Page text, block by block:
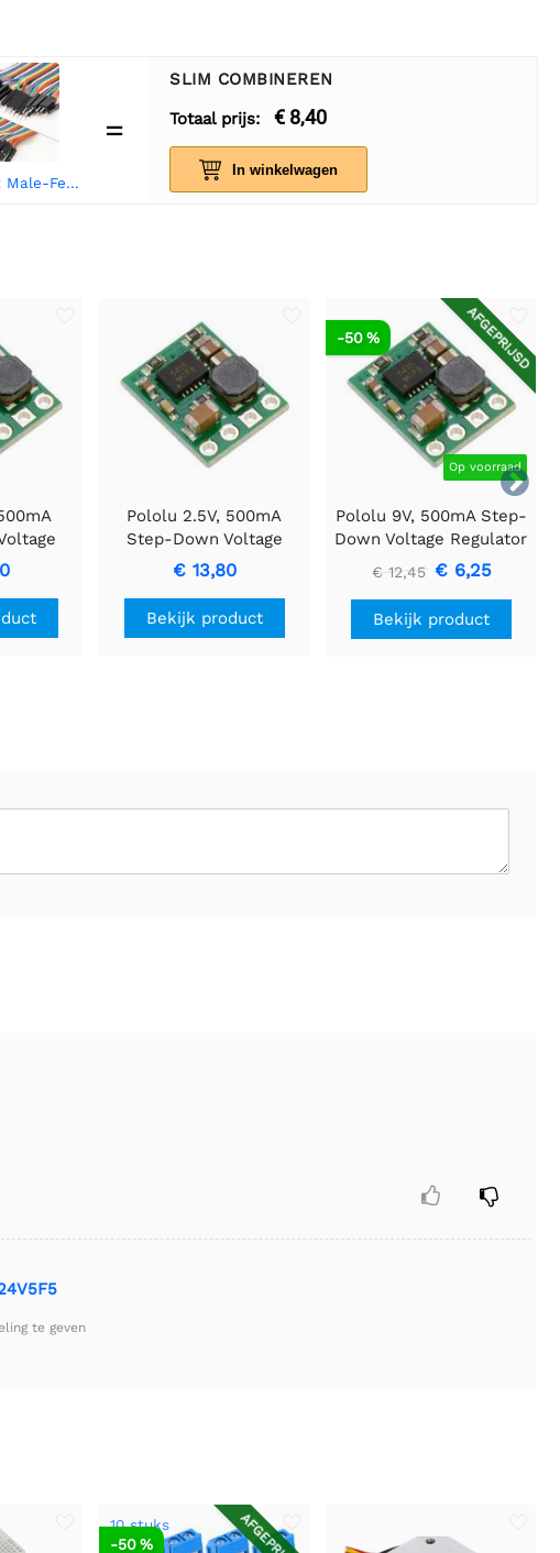
Opencircuit Male-Female 20 cm bandkabel 40 stuks
=
SLIM COMBINEREN
Totaal prijs:
€ 8,40
In winkelwagen

Pololu 2.5V, 500mA
Step-Down Voltage
Regulator D24V5F2
€ 13,80
Bekijk product
AFGEPRIJSD
Op voorraad
-50 %
Pololu 9V, 500mA Step-
Down Voltage Regulator
D24V5F9
€ 12,45 € 6,25
Bekijk product
 
te geven
10 stuks
-50 %